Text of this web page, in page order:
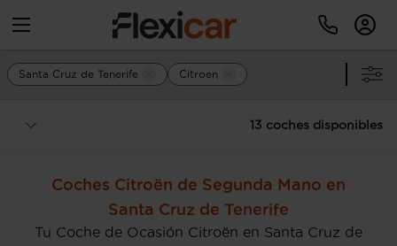
Santa Cruz de Tenerife Citroen
13 coches disponibles
Coches Citroën de Segunda Mano en
Santa Cruz de Tenerife
Tu Coche de Ocasión Citroën en Santa Cruz de